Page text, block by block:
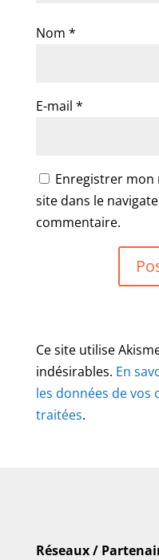
Nom *
E-mail *
Enregistrer mon
site dans le
commentaire.
Ce site utilise
indésirables. En
les données de
traitées.
Réseaux /